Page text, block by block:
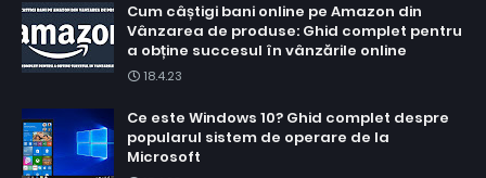
Cum câștigi bani online pe Amazon din
Vânzarea de produse: Ghid complet pentru
a obține succesul în vânzările online
18.4.23
Ce este Windows 10? Ghid complet despre
popularul sistem de operare de la
Microsoft